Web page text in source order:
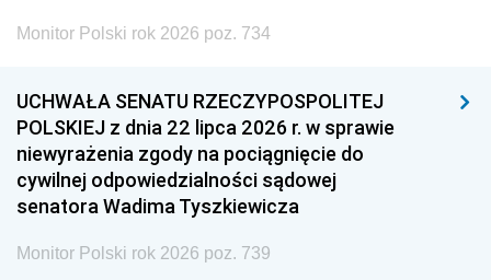
Monitor Polski rok 2026 poz. 734
UCHWAŁA SENATU RZECZYPOSPOLITEJ
POLSKIEJ z dnia 22 lipca 2026 r. w sprawie
niewyrażenia zgody na pociągnięcie do
cywilnej odpowiedzialności sądowej
senatora Wadima Tyszkiewicza
Monitor Polski rok 2026 poz. 739